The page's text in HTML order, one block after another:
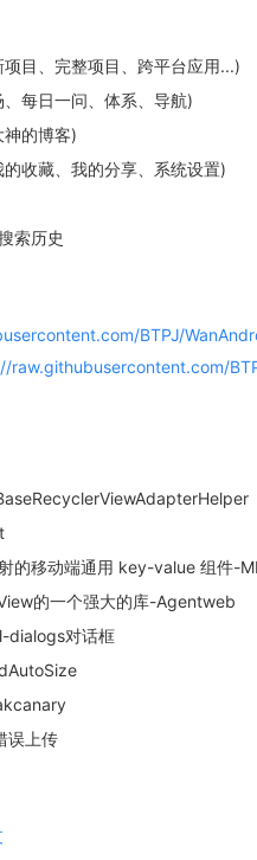
目、完整项目、跨平台应用...)
每日一问、体系、导航)
的博客)
收藏、我的分享、系统设置)
索历史
BTPJ/
raw.githubusercontent.com/
的移动端通用 key-value 组件-
的一个强大的库-Agentweb
dialogs对话框
误上传